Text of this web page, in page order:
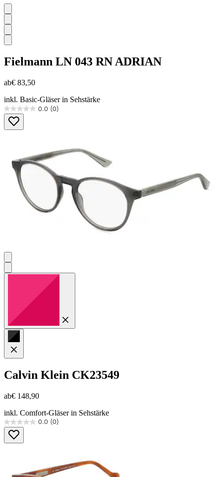
Fielmann LN 043 RN ADRIAN
ab€ 83,50
inkl. Basic-Gläser in Sehstärke
0.0 (0)
0.0
von
5
Calvin Klein CK23549
ab€ 148,90
inkl. Comfort-Gläser in Sehstärke
0.0 (0)
0.0
von
5